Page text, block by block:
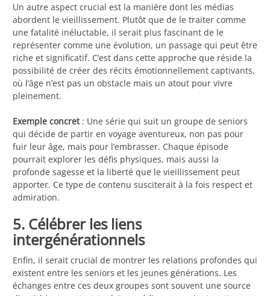
Un autre aspect crucial est la manière dont les médias
abordent le vieillissement. Plutôt que de le traiter comme
une fatalité inéluctable, il serait plus fascinant de le
représenter comme une évolution, un passage qui peut être
riche et significatif. C’est dans cette approche que réside la
possibilité de créer des récits émotionnellement captivants,
où l’âge n’est pas un obstacle mais un atout pour vivre
pleinement.
Exemple concret: Une série qui suit un groupe de seniors
qui décide de partir en voyage aventureux, non pas pour
fuir leur âge, mais pour l’embrasser. Chaque épisode
pourrait explorer les défis physiques, mais aussi la
profonde sagesse et la liberté que le vieillissement peut
apporter. Ce type de contenu susciterait à la fois respect et
admiration.
5. Célébrer les liens
intergénérationnels
Enfin, il serait crucial de montrer les relations profondes qui
existent entre les seniors et les jeunes générations. Les
échanges entre ces deux groupes sont souvent une source